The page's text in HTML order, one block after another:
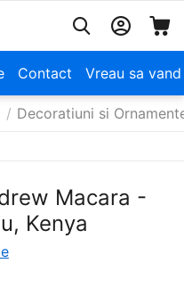
Contact Vreau sa
/ Decoratiuni si
Macara -
Kenya